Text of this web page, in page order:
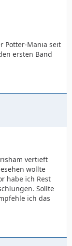
Potter-Mania seit
ersten Band
vertieft
wollte
habe ich Rest
Sollte
ich das